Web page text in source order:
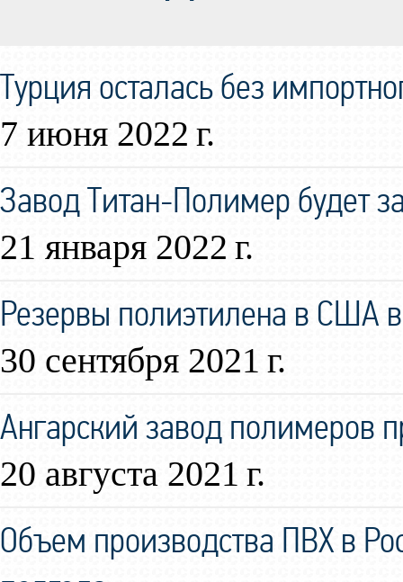
Турция осталась без
7 июня 2022 г.
Завод Титан-Полимер будет
21 января 2022 г.
Резервы полиэтилена в США
30 сентября 2021 г.
Ангарский завод полимеров
20 августа 2021 г.
Объем производства ПВХ в